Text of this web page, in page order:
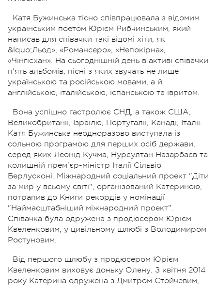
Катя Бужинська тісно співпрацювала з відомим
українським поетом Юрієм Рибчинським, який
написав для співачки такі відомі хіти, як
&lquo;Льод», «Романсеро», «Непокірна»,
«Чінгісхан». На сьогоднішній день в активі співачки
п'ять альбомів, пісні з яких звучать не лише
українською та російською мовами, а й
англійською, італійською, іспанською та івритом.
Вона успішно гастролює СНД, а також США,
Великобританії, Ізраїлю, Португалії, Канаді, Італії.
Катя Бужинська неодноразово виступала із
сольною програмою для перших осіб держави,
серед яких Леонід Кучма, Нурсултан Назарбаєв та
колишній прем'єр-міністр Італії Сільвіо
Берлусконі. Міжнародний соціальний проект "Діти
за мир у всьому світі", організований Катериною,
потрапив до Книги рекордів у номінації
"Наймасштабніший міжнародний проект".
Співачка була одружена з продюсером Юрієм
Квеленковим, у цивільному шлюбі з Володимиром
Ростуновим.
Від першого шлюбу з продюсером Юрієм
Квеленковим виховує доньку Олену. З квітня 2014
року Катерина одружена з Дмитром Стойчевим,